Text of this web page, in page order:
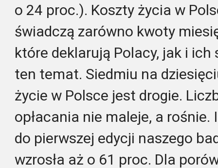
o 24 proc.). Koszty życia w
świadczą zarówno kwoty
które deklarują Polacy, jak i
ten temat. Siedmiu na
życie w Polsce jest drogie.
opłacania nie maleje, a
do pierwszej edycji naszego
wzrosła aż o 61 proc. Dla